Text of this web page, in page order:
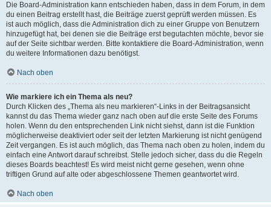
Die Board-Administration kann entschieden haben, dass in dem Forum, in dem
du einen Beitrag erstellt hast, die Beiträge zuerst geprüft werden müssen. Es
ist auch möglich, dass die Administration dich zu einer Gruppe von Benutzern
hinzugefügt hat, bei denen sie die Beiträge erst begutachten möchte, bevor sie
auf der Seite sichtbar werden. Bitte kontaktiere die Board-Administration, wenn
du weitere Informationen dazu benötigst.
Nach oben
Wie markiere ich ein Thema als neu?
Durch Klicken des „Thema als neu markieren“-Links in der Beitragsansicht
kannst du das Thema wieder ganz nach oben auf die erste Seite des Forums
holen. Wenn du den entsprechenden Link nicht siehst, dann ist die Funktion
möglicherweise deaktiviert oder seit der letzten Markierung ist nicht genügend
Zeit vergangen. Es ist auch möglich, das Thema nach oben zu holen, indem du
einfach eine Antwort darauf schreibst. Stelle jedoch sicher, dass du die Regeln
dieses Boards beachtest! Es wird meist nicht gerne gesehen, wenn ohne
triftigen Grund auf alte oder abgeschlossene Themen geantwortet wird.
Nach oben